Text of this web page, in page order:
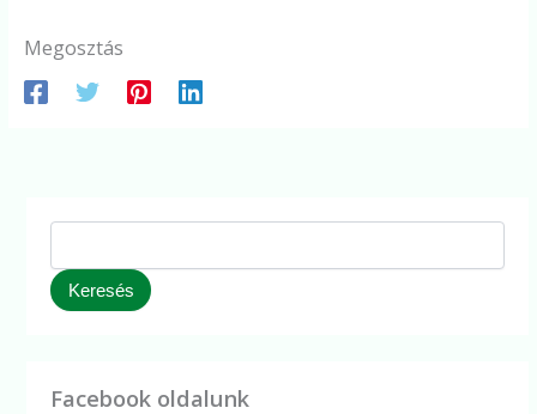
Megosztás
Keresés
Facebook oldalunk